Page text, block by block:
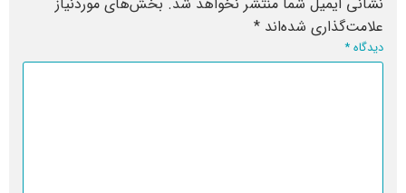
علامت‌گذاری شده‌اند *
دیدگاه*